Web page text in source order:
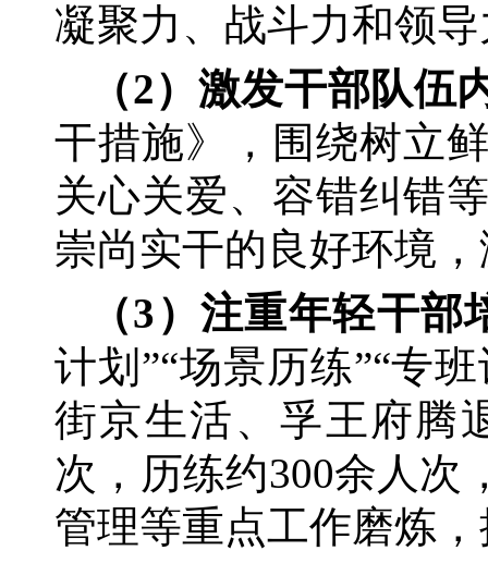
凝聚力、战斗力和领
（2）激发干部队伍
干措施》，围绕树立
关心关爱、容错纠错
崇尚实干的良好环境
（3）注重年轻干部
计划”“场景历练”“专
街京生活、孚王府腾
次，历练约300余人次
管理等重点工作磨炼